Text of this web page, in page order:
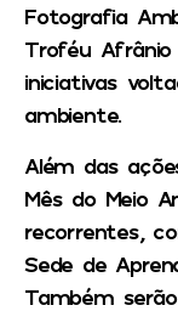
Fotografia
Troféu Afrânio
iniciativas
ambiente.
Além das
Mês do Meio
recorrentes,
Sede de
Também